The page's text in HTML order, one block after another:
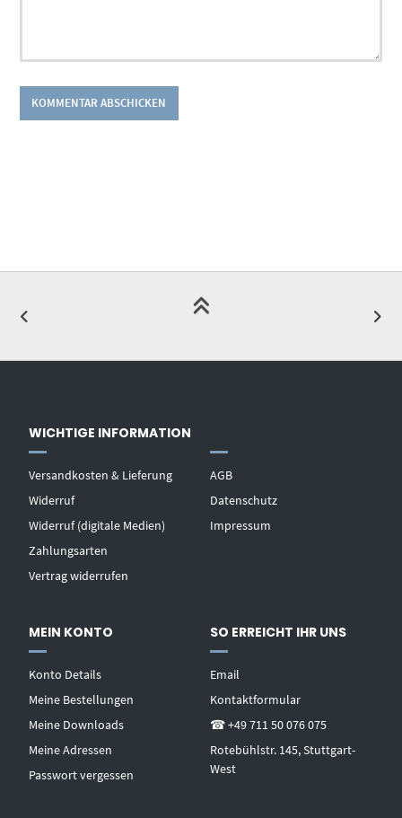
WICHTIGE INFORMATION
Versandkosten & Lieferung
Widerruf
Widerruf (digitale Medien)
Zahlungsarten
Vertrag widerrufen
AGB
Datenschutz
Impressum
MEIN KONTO
Konto Details
Meine Bestellungen
Meine Downloads
Meine Adressen
Passwort vergessen
SO ERREICHT IHR UNS
Email
Kontaktformular
☎ +49 711 50 076 075
Rotebühlstr. 145, Stuttgart-
West